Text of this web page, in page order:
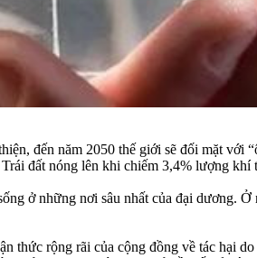
đến năm 2050 thế giới sẽ đối mặt với
đất nóng lên khi chiếm 3,4% lượng khí
ở những nơi sâu nhất của đại dương.
thức rộng rãi của cộng đồng về tác hại